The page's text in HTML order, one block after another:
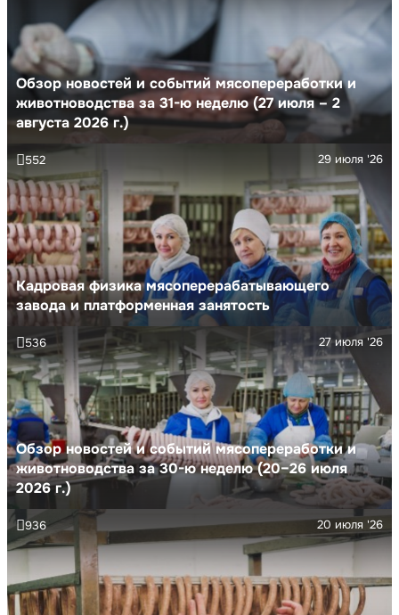
Обзор новостей и событий мясопереработки и
животноводства за 31-ю неделю (27 июля – 2
августа 2026 г.)
Кадровая физика мясоперерабатывающего
завода и платформенная занятость
29 июля '26
552
Обзор новостей и событий мясопереработки и
животноводства за 30-ю неделю (20–26 июля
2026 г.)
27 июля '26
536
20 июля '26
936